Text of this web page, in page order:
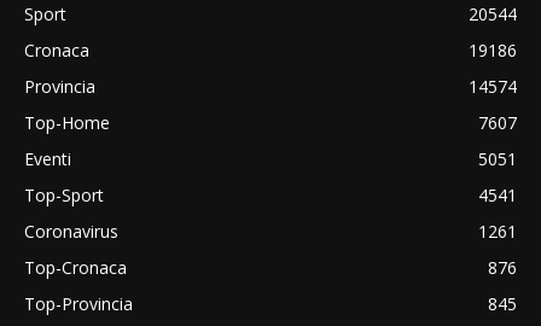
Sport
20544
Cronaca
19186
Provincia
14574
Top-Home
7607
Eventi
5051
Top-Sport
4541
Coronavirus
1261
Top-Cronaca
876
Top-Provincia
845